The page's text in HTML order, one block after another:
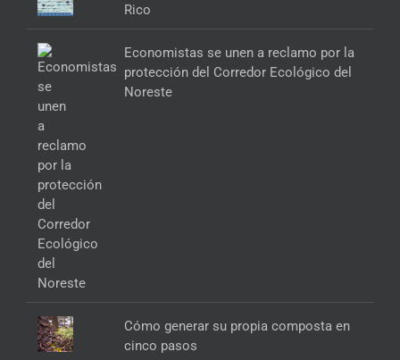
Rico
Economistas se unen a reclamo por la
protección del Corredor Ecológico del
Noreste
Cómo generar su propia composta en
cinco pasos